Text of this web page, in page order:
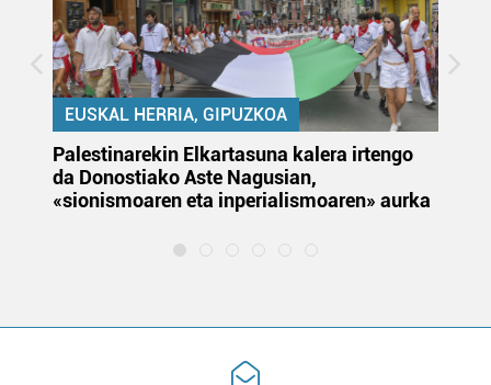
EUSKAL HERRIA, GIPUZKOA
Palestinarekin Elkartasuna kalera irtengo
da Donostiako Aste Nagusian,
«sionismoaren eta inperialismoaren» aurka